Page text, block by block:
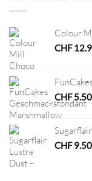
Colour
CHF
CHF5.50
CHF9.50